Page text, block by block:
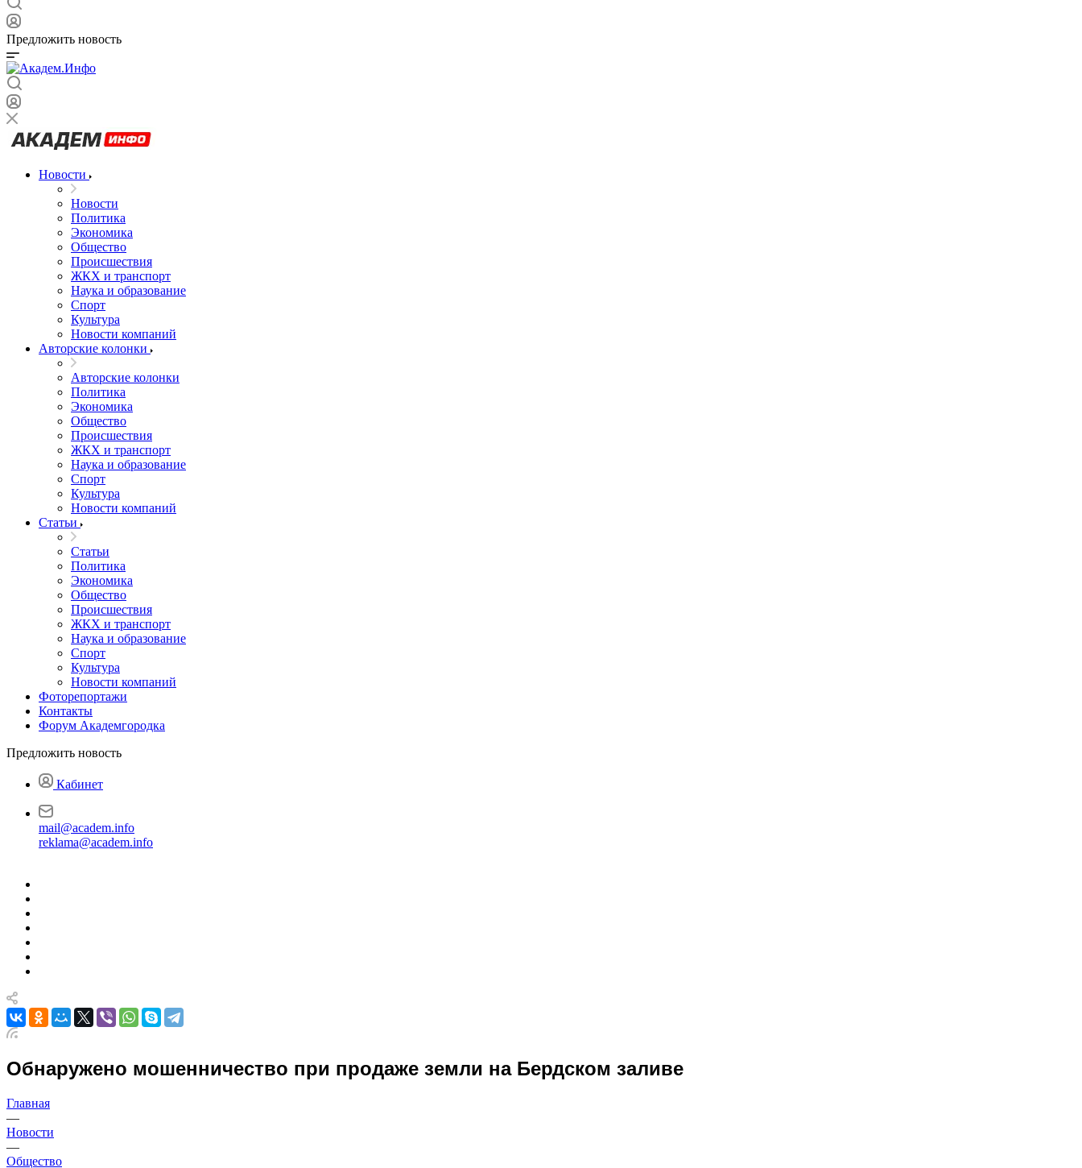
Предложить новость
Новости
Новости
Политика
Экономика
Общество
Происшествия
ЖКХ и транспорт
Наука и образование
Спорт
Культура
Новости компаний
Авторские колонки
Авторские колонки
Политика
Экономика
Общество
Происшествия
ЖКХ и транспорт
Наука и образование
Спорт
Культура
Новости компаний
Статьи
Статьи
Политика
Экономика
Общество
Происшествия
ЖКХ и транспорт
Наука и образование
Спорт
Культура
Новости компаний
Фоторепортажи
Контакты
Форум Академгородка
Предложить новость
Кабинет
mail@academ.info
reklama@academ.info
Обнаружено мошенничество при продаже земли на Бердском заливе
Главная
—
Новости
—
Общество